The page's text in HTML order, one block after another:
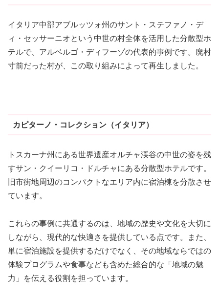
イタリア中部アブルッツォ州のサント・ステファノ・デ
ィ・セッサーニオという中世の村全体を活用した分散型ホ
テルで、アルベルゴ・ディフーゾの代表的事例です。廃村
寸前だった村が、この取り組みによって再生しました。
カピターノ・コレクション（イタリア）
トスカーナ州にある世界遺産オルチャ渓谷の中世の姿を残
すサン・クイーリコ・ドルチャにある分散型ホテルです。
旧市街地周辺のコンパクトなエリア内に宿泊棟を分散させ
ています。
これらの事例に共通するのは、地域の歴史や文化を大切に
しながら、現代的な快適さを提供している点です。また、
単に宿泊施設を提供するだけでなく、その地域ならではの
体験プログラムや食事なども含めた総合的な「地域の魅
力」を伝える役割を担っています。